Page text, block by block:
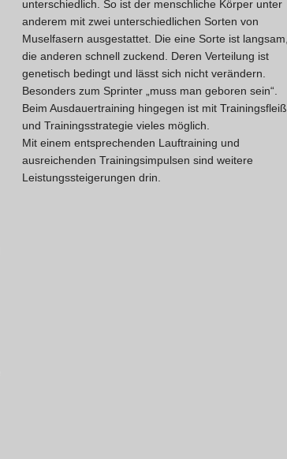
unterschiedlich. So ist der menschliche Körper unter
anderem mit zwei unterschiedlichen Sorten von
Muselfasern ausgestattet. Die eine Sorte ist langsam,
die anderen schnell zuckend. Deren Verteilung ist
genetisch bedingt und lässt sich nicht verändern.
Besonders zum Sprinter „muss man geboren sein“.
Beim Ausdauertraining hingegen ist mit Trainingsfleiß
und Trainingsstrategie vieles möglich.
Mit einem entsprechenden Lauftraining und
ausreichenden Trainingsimpulsen sind weitere
Leistungssteigerungen drin.